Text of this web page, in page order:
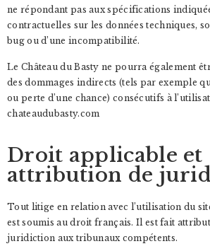
ne répondant pas aux spécifications
contractuelles sur les données techniques,
bug ou d’une incompatibilité.
Le Château du Basty ne pourra également
des dommages indirects (tels par exemple
ou perte d’une chance) consécutifs à
chateaudubasty.com
Droit applicable et
attribution de
Tout litige en relation avec l’utilisation du
est soumis au droit français. Il est fait
juridiction aux tribunaux compétents.